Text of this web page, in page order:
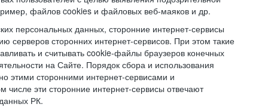
файлов cookies и файловых веб-маяков и др.
персональных данных, сторонние интернет-сервисы
серверов сторонних интернет-сервисов. При этом такие
и считывать cookie-файлы браузеров конечных
на Сайте. Порядок сбора и использования
этими сторонними интернет-сервисами и
числе эти сторонние интернет-сервисы отвечают
РК.